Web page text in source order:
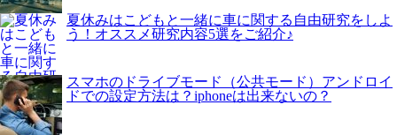
夏休みはこどもと一緒に車に関する自由研究をしよ
う！オススメ研究内容5選をご紹介♪
スマホのドライブモード（公共モード）アンドロイ
ドでの設定方法は？iphoneは出来ないの？